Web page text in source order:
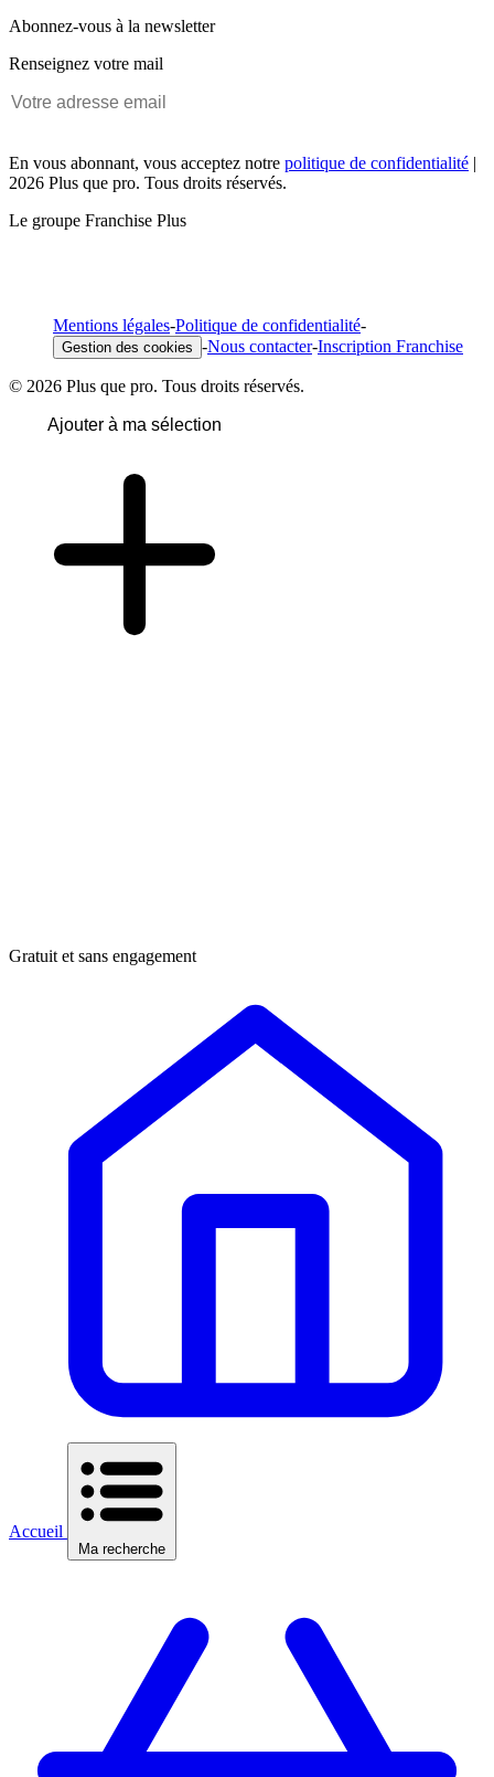
Abonnez-vous à la newsletter
Renseignez votre mail
En vous abonnant, vous acceptez notre politique de confidentialité |
2026 Plus que pro. Tous droits réservés.
Le groupe Franchise Plus
Mentions légales-Politique de confidentialité-
Gestion des cookies -Nous contacter-Inscription Franchise
© 2026 Plus que pro. Tous droits réservés.
Ajouter à ma sélection
Gratuit et sans engagement
Accueil
Ma recherche